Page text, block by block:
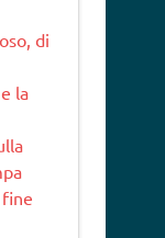
di
la
fine